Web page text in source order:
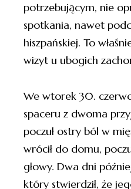
potrzebującym, nie
spotkania, nawet
hiszpańskiej. To
wizyt u ubogich
We wtorek 30.
spaceru z dwoma
poczuł ostry ból w
wrócił do domu,
głowy. Dwa dni
który stwierdził, że